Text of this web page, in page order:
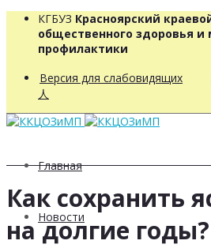
КГБУЗ Красноярский
общественного здоровья
профилактики
Версия для слабовидящих
人
Главная
Новости
Как сохранить
на долгие годы?